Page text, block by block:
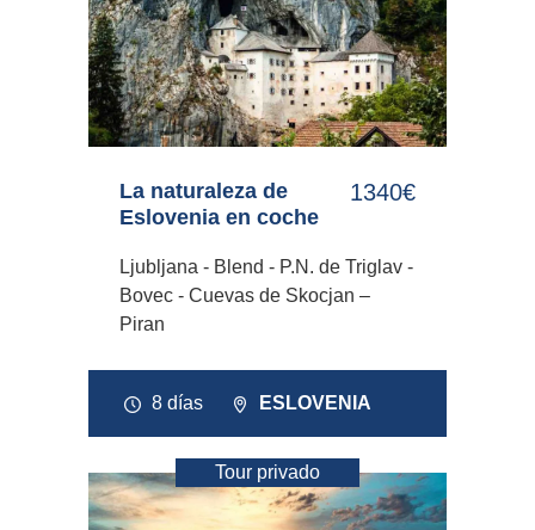
La naturaleza de
Eslovenia en coche
1340€
Ljubljana - Blend - P.N. de Triglav -
Bovec - Cuevas de Skocjan –
Piran
8 días ESLOVENIA
Tour privado